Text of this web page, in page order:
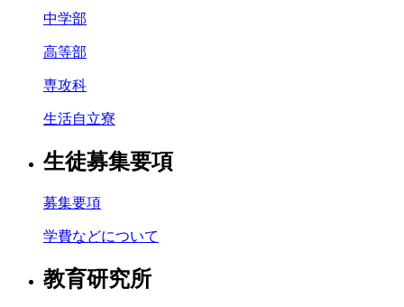
中学部
高等部
専攻科
生活自立寮
生徒募集要項
募集要項
学費などについて
教育研究所